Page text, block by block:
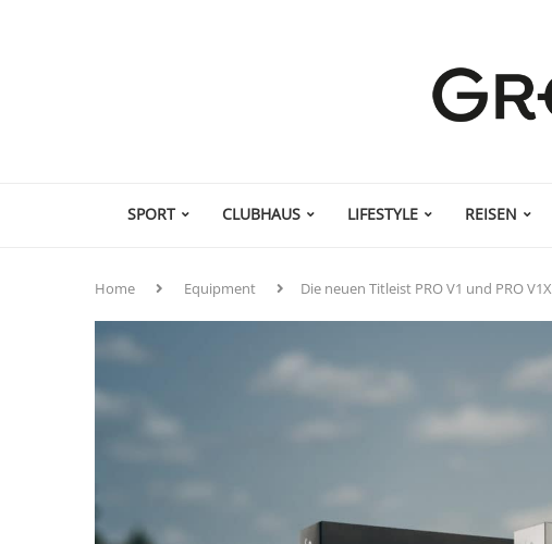
SPORT CLUBHAUS LIFESTYLE REISEN
Home Equipment Die neuen Titleist PRO V1 und PRO